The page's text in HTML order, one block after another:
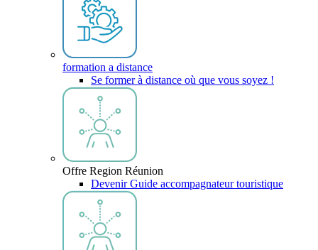
formation a distance
Se former à distance où que vous soyez !
Offre Region Réunion
Devenir Guide accompagnateur touristique